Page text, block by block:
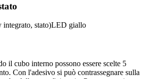
integrato, stato)LED giallo
il cubo interno possono essere scelte 5
Con l'adesivo si può contrassegnare sulla